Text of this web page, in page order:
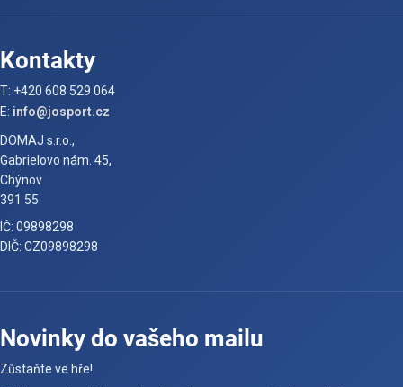
Kontakty
T: +420 608 529 064
E: info@josport.cz
DOMAJ s.r.o.,
Gabrielovo nám. 45,
Chýnov
391 55
IČ: 09898298
DIČ: CZ09898298
Novinky do vašeho mailu
Zůstaňte ve hře!